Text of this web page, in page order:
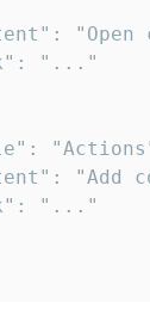
"Open
"..."
"Add
"..."